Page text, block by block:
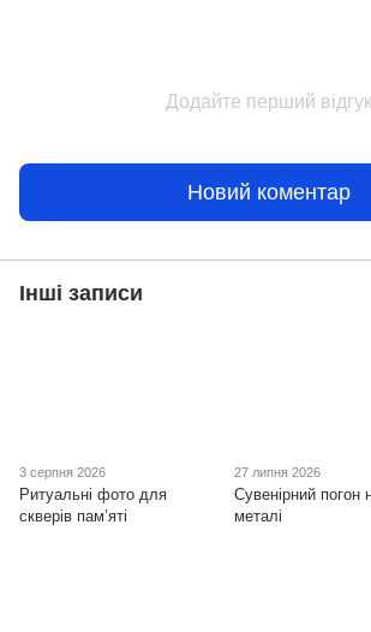
Додайте перший відгук
Новий коментар
Інші записи
3 серпня 2026
Ритуальні фото для
скверів пам’яті
27 липня 2026
Сувенірний погон
металі